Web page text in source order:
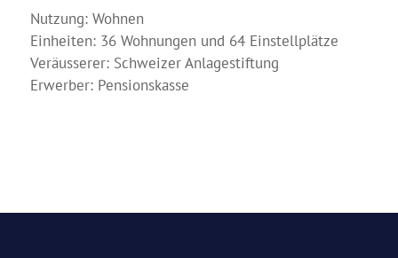
Nutzung: Wohnen
Einheiten: 36 Wohnungen und 64 Einstellplätze
Veräusserer: Schweizer Anlagestiftung
Erwerber: Pensionskasse